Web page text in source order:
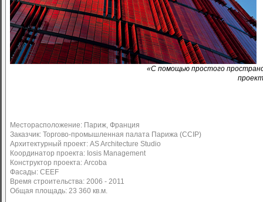
«С помощью простого
Месторасположение: Париж, Франция
Заказчик: Торгово-промышленная палата Парижа (CCIP)
Архитектурный проект: АS Architecture Studio
Координатор проекта: Iosis Management
Конструктор проекта: Arcoba
Фасады: CEEF
Время строительства: 2006 - 2011
Общая площадь: 23 360 кв.м.